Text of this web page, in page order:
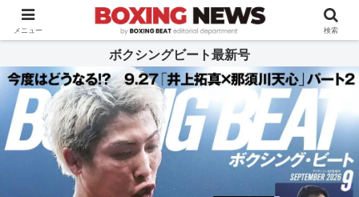
BOXING BEAT [ボクシング・ビート] 公式サイト
ボクシングビート最新号
メニュー 検索